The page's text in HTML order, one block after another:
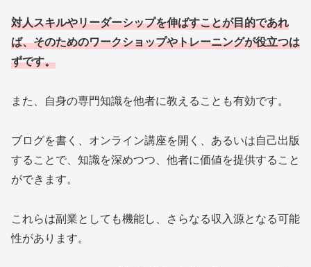
対人スキルやリーダーシップを伸ばすことが目的であれ
ば、そのためのワークショップやトレーニングが役立つは
ずです。
また、自身の専門知識を他者に教えることも有効です。
ブログを書く、オンライン講座を開く、あるいは自己出版
することで、知識を深めつつ、他者に価値を提供すること
ができます。
これらは副業としても機能し、さらなる収入源となる可能
性があります。